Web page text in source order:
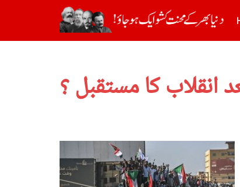
انقلاب کا مستقبل ؟